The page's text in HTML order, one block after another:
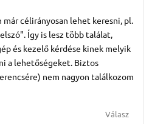
már célirányosan lehet keresni, pl.
Így is lesz több találat,
és kezelő kérdése kinek melyik
a lehetőségeket. Biztos
nem nagyon találkozom
Válasz